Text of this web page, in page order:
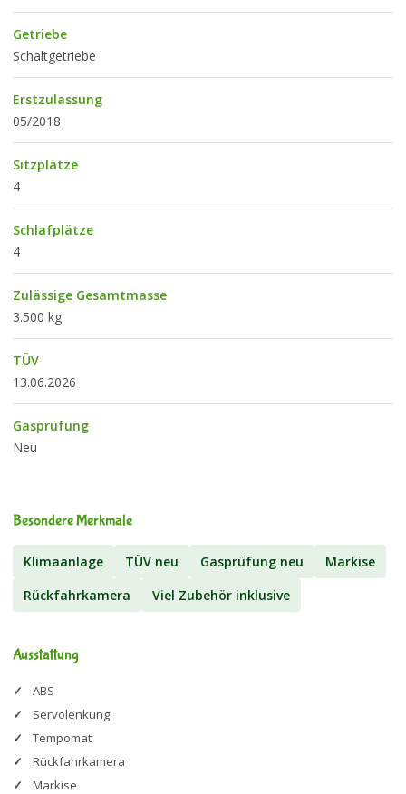
Getriebe
Schaltgetriebe
Erstzulassung
05/2018
Sitzplätze
4
Schlafplätze
4
Zulässige Gesamtmasse
3.500 kg
TÜV
13.06.2026
Gasprüfung
Neu
Besondere Merkmale
Klimaanlage TÜV neu Gasprüfung neu
Markise
Rückfahrkamera
Viel Zubehör inklusive
Ausstattung
ABS
Servolenkung
Tempomat
Rückfahrkamera
Markise